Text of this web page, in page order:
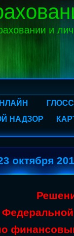
и
НАДЗОР
октября